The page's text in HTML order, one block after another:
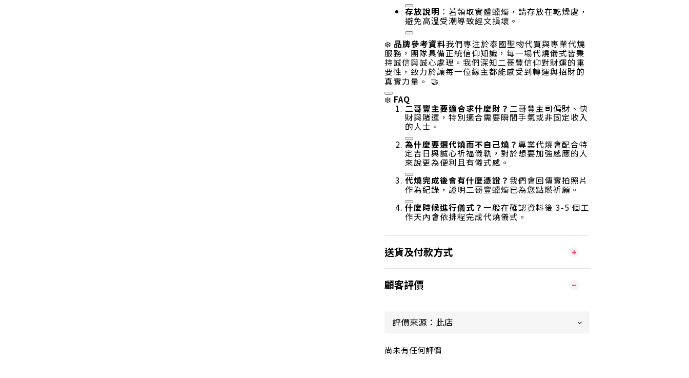
存放說明 ：若領取實體蠟燭，請存放在乾燥處，
避免高溫受潮導致經文損壞 。
❄️ 品牌參考資料我們專注於泰國聖物代買與專業代燒
服務，團隊具備正統信仰知識，每一場代燒儀式皆秉
持誠信與誠心處理。我們深知二哥豐信仰對財運的重
要性，致力於讓每一位緣主都能感受到轉運與招財的
真實力量 。 🤝
❄️ FAQ
二哥豐主要適合求什麼財？ 二哥豐主司偏財、快
財與賭運，特別適合需要瞬間手氣或非固定收入
的人士 。
為什麼要選代燒而不自己燒？ 專業代燒會配合特
定吉日與誠心祈福儀軌，對於想要加強感應的人
來說更為便利且有儀式感 。
代燒完成後會有什麼憑證？ 我們會回傳實拍照片
作為紀錄，證明二哥豐蠟燭已為您點燃祈願 。
什麼時候進行儀式？ 一般在確認資料後 3-5 個工
作天內會依排程完成代燒儀式 。
送貨及付款方式
顧客評價
尚未有任何評價